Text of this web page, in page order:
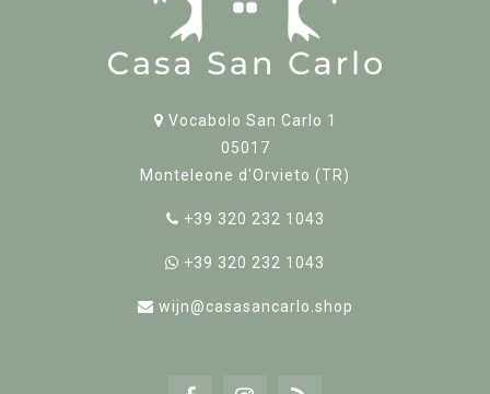
Vocabolo San Carlo 1
05017
Monteleone d'Orvieto (TR)
+39 320 232 1043
+39 320 232 1043
wijn@casasancarlo.shop